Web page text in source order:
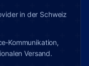
in der Schweiz
Versand.